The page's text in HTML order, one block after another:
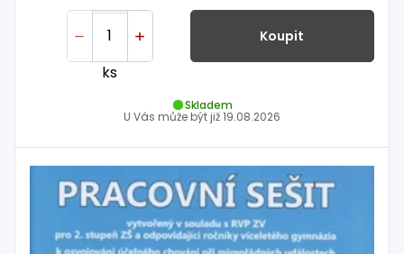
ks
Koupit
Skladem
U Vás může být již19.08.2026